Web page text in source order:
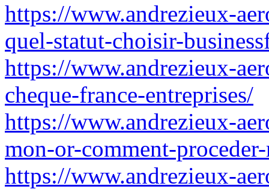
https://www.andrezieux-
quel-statut-choisir-
https://www.andrezieux-
cheque-france-entreprises/
https://www.andrezieux-
mon-or-comment-
https://www.andrezieux-